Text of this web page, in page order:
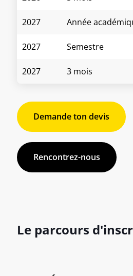
2027 Année
2027 Semestre
2027 3 mois
Demande ton devis
Rencontrez-nous
Le parcours